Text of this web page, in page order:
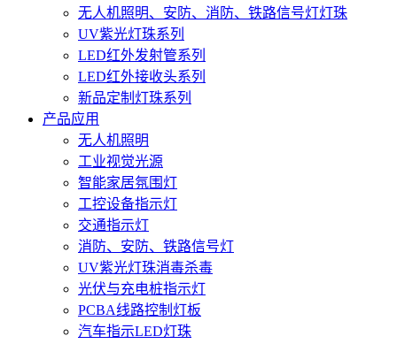
无人机照明、安防、消防、铁路信号灯灯珠
UV紫光灯珠系列
LED红外发射管系列
LED红外接收头系列
新品定制灯珠系列
产品应用
无人机照明
工业视觉光源
智能家居氛围灯
工控设备指示灯
交通指示灯
消防、安防、铁路信号灯
UV紫光灯珠消毒杀毒
光伏与充电桩指示灯
PCBA线路控制灯板
汽车指示LED灯珠